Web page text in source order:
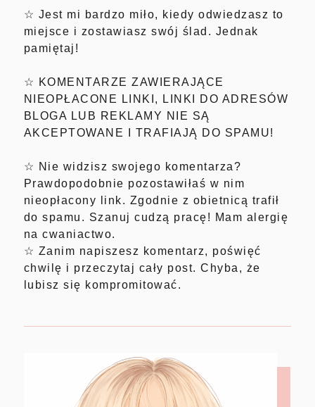
☆ Jest mi bardzo miło, kiedy odwiedzasz to
miejsce i zostawiasz swój ślad. Jednak
pamiętaj!
☆ KOMENTARZE ZAWIERAJĄCE
NIEOPŁACONE LINKI, LINKI DO ADRESÓW
BLOGA LUB REKLAMY NIE SĄ
AKCEPTOWANE I TRAFIAJĄ DO SPAMU!
☆ Nie widzisz swojego komentarza?
Prawdopodobnie pozostawiłaś w nim
nieopłacony link. Zgodnie z obietnicą trafił
do spamu. Szanuj cudzą pracę! Mam alergię
na cwaniactwo.
☆ Zanim napiszesz komentarz, poświęć
chwilę i przeczytaj cały post. Chyba, że
lubisz się kompromitować.